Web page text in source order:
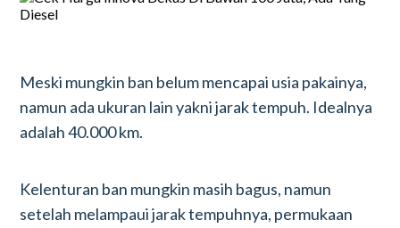
Meski mungkin ban belum mencapai usia pakainya,
namun ada ukuran lain yakni jarak tempuh. Idealnya
adalah 40.000 km.
Kelenturan ban mungkin masih bagus, namun
setelah melampaui jarak tempuhnya, permukaan